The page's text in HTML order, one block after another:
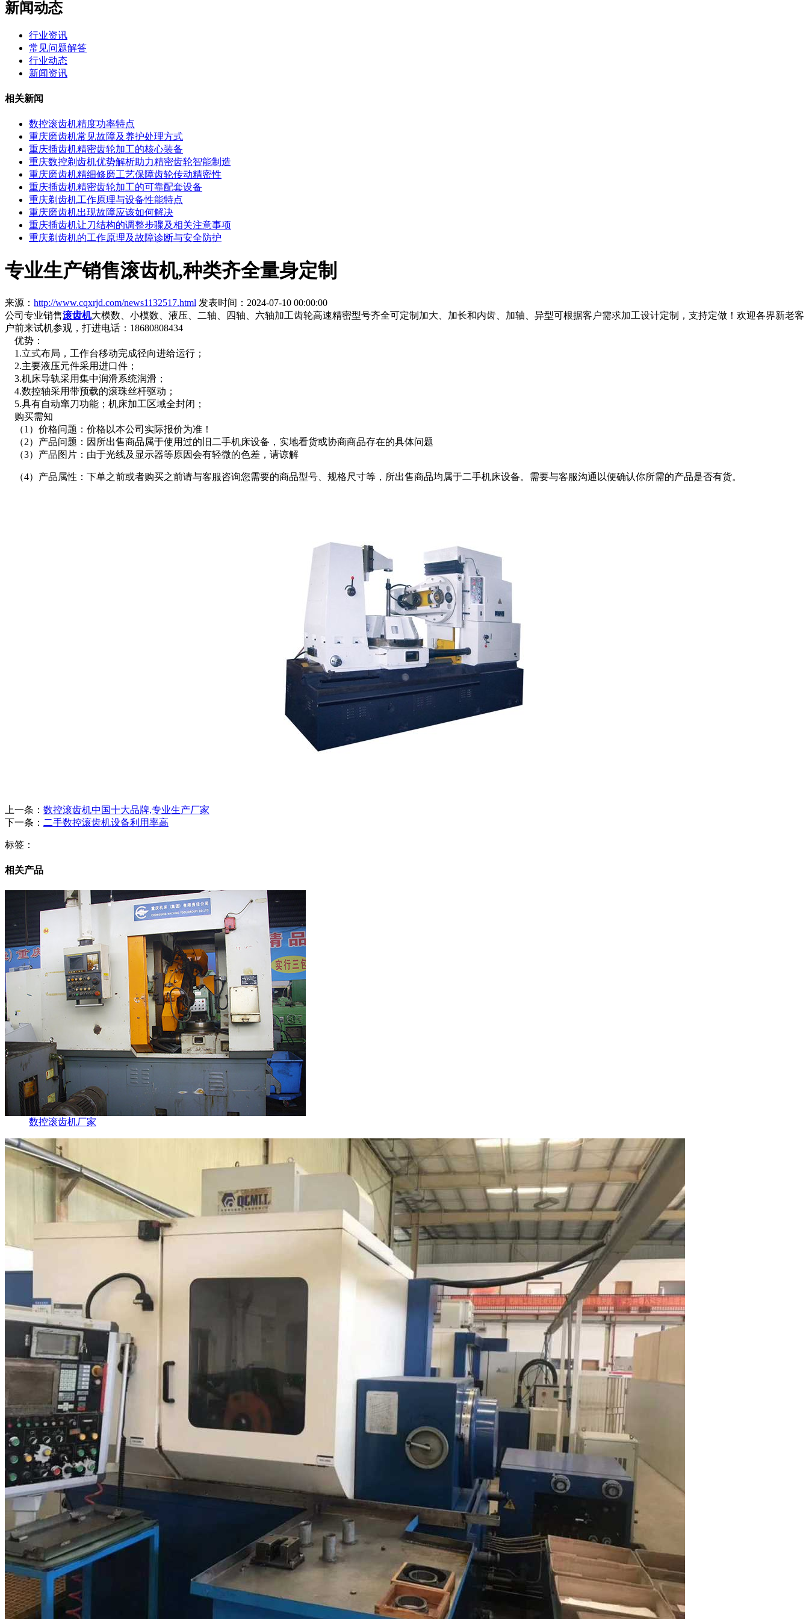
新闻动态
行业资讯
常见问题解答
行业动态
新闻资讯
相关新闻
数控滚齿机精度功率特点
重庆磨齿机常见故障及养护处理方式
重庆插齿机精密齿轮加工的核心装备
重庆数控剃齿机优势解析助力精密齿轮智能制造
重庆磨齿机精细修磨工艺保障齿轮传动精密性
重庆插齿机精密齿轮加工的可靠配套设备
重庆剃齿机工作原理与设备性能特点
重庆磨齿机出现故障应该如何解决
重庆插齿机让刀结构的调整步骤及相关注意事项
重庆剃齿机的工作原理及故障诊断与安全防护
专业生产销售滚齿机,种类齐全量身定制
来源： http://www.cqxrjd.com/news1132517.html 发表时间：2024-07-10 00:00:00
公司专业销售滚齿机大模数、小模数、液压、二轴、四轴、六轴加工齿轮高速精密型号齐全可定制加大、加长和内齿、加轴、异型可根据客户需求加工设计定制，支持定做！欢迎各界新老客
户前来试机参观，打进电话：18680808434
优势：
1.立式布局，工作台移动完成径向进给运行；
2.主要液压元件采用进口件；
3.机床导轨采用集中润滑系统润滑；
4.数控轴采用带预载的滚珠丝杆驱动；
5.具有自动窜刀功能；机床加工区域全封闭；
购买需知
（1）价格问题：价格以本公司实际报价为准！
（2）产品问题：因所出售商品属于使用过的旧二手机床设备，实地看货或协商商品存在的具体问题
（3）产品图片：由于光线及显示器等原因会有轻微的色差，请谅解
（4）产品属性：下单之前或者购买之前请与客服咨询您需要的商品型号、规格尺寸等，所出售商品均属于二手机床设备。需要与客服沟通以便确认你所需的产品是否有货。
上一条： 数控滚齿机中国十大品牌,专业生产厂家
下一条： 二手数控滚齿机设备利用率高
标签：
相关产品
数控滚齿机厂家